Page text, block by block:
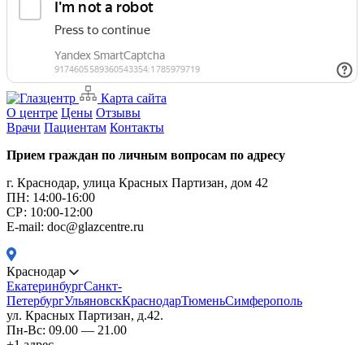
Карта сайта
О центре Цены Отзывы
Врачи Пациентам Контакты
Прием граждан по личным вопросам по адресу
г. Краснодар, улица Красных Партизан, дом 42
ПН: 14:00-16:00
CР: 10:00-12:00
E-mail: doc@glazcentre.ru
Краснодар
ЕкатеринбургСанкт-
ПетербургУльяновскКраснодарТюменьСимферополь
ул. Красных Партизан, д.42.
Пн-Вс: 09.00 — 21.00